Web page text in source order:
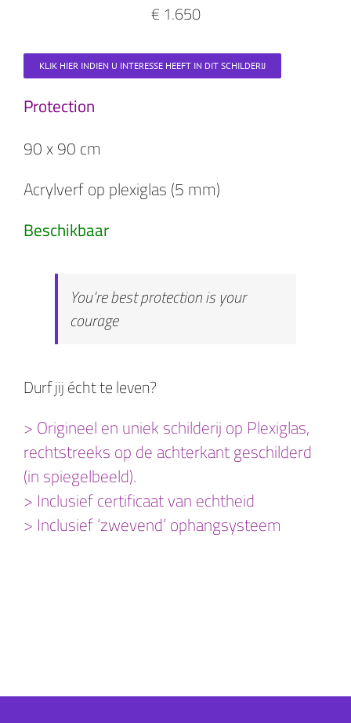
€ 1.650
KLIK HIER INDIEN U INTERESSE HEEFT IN DIT SCHILDERIJ
Protection
90 x 90 cm
Acrylverf op plexiglas (5 mm)
Beschikbaar
You’re best protection is your
courage
Durf jij écht te leven?
> Origineel en uniek schilderij op Plexiglas,
rechtstreeks op de achterkant geschilderd
(in spiegelbeeld).
> Inclusief certificaat van echtheid
> Inclusief ‘zwevend’ ophangsysteem